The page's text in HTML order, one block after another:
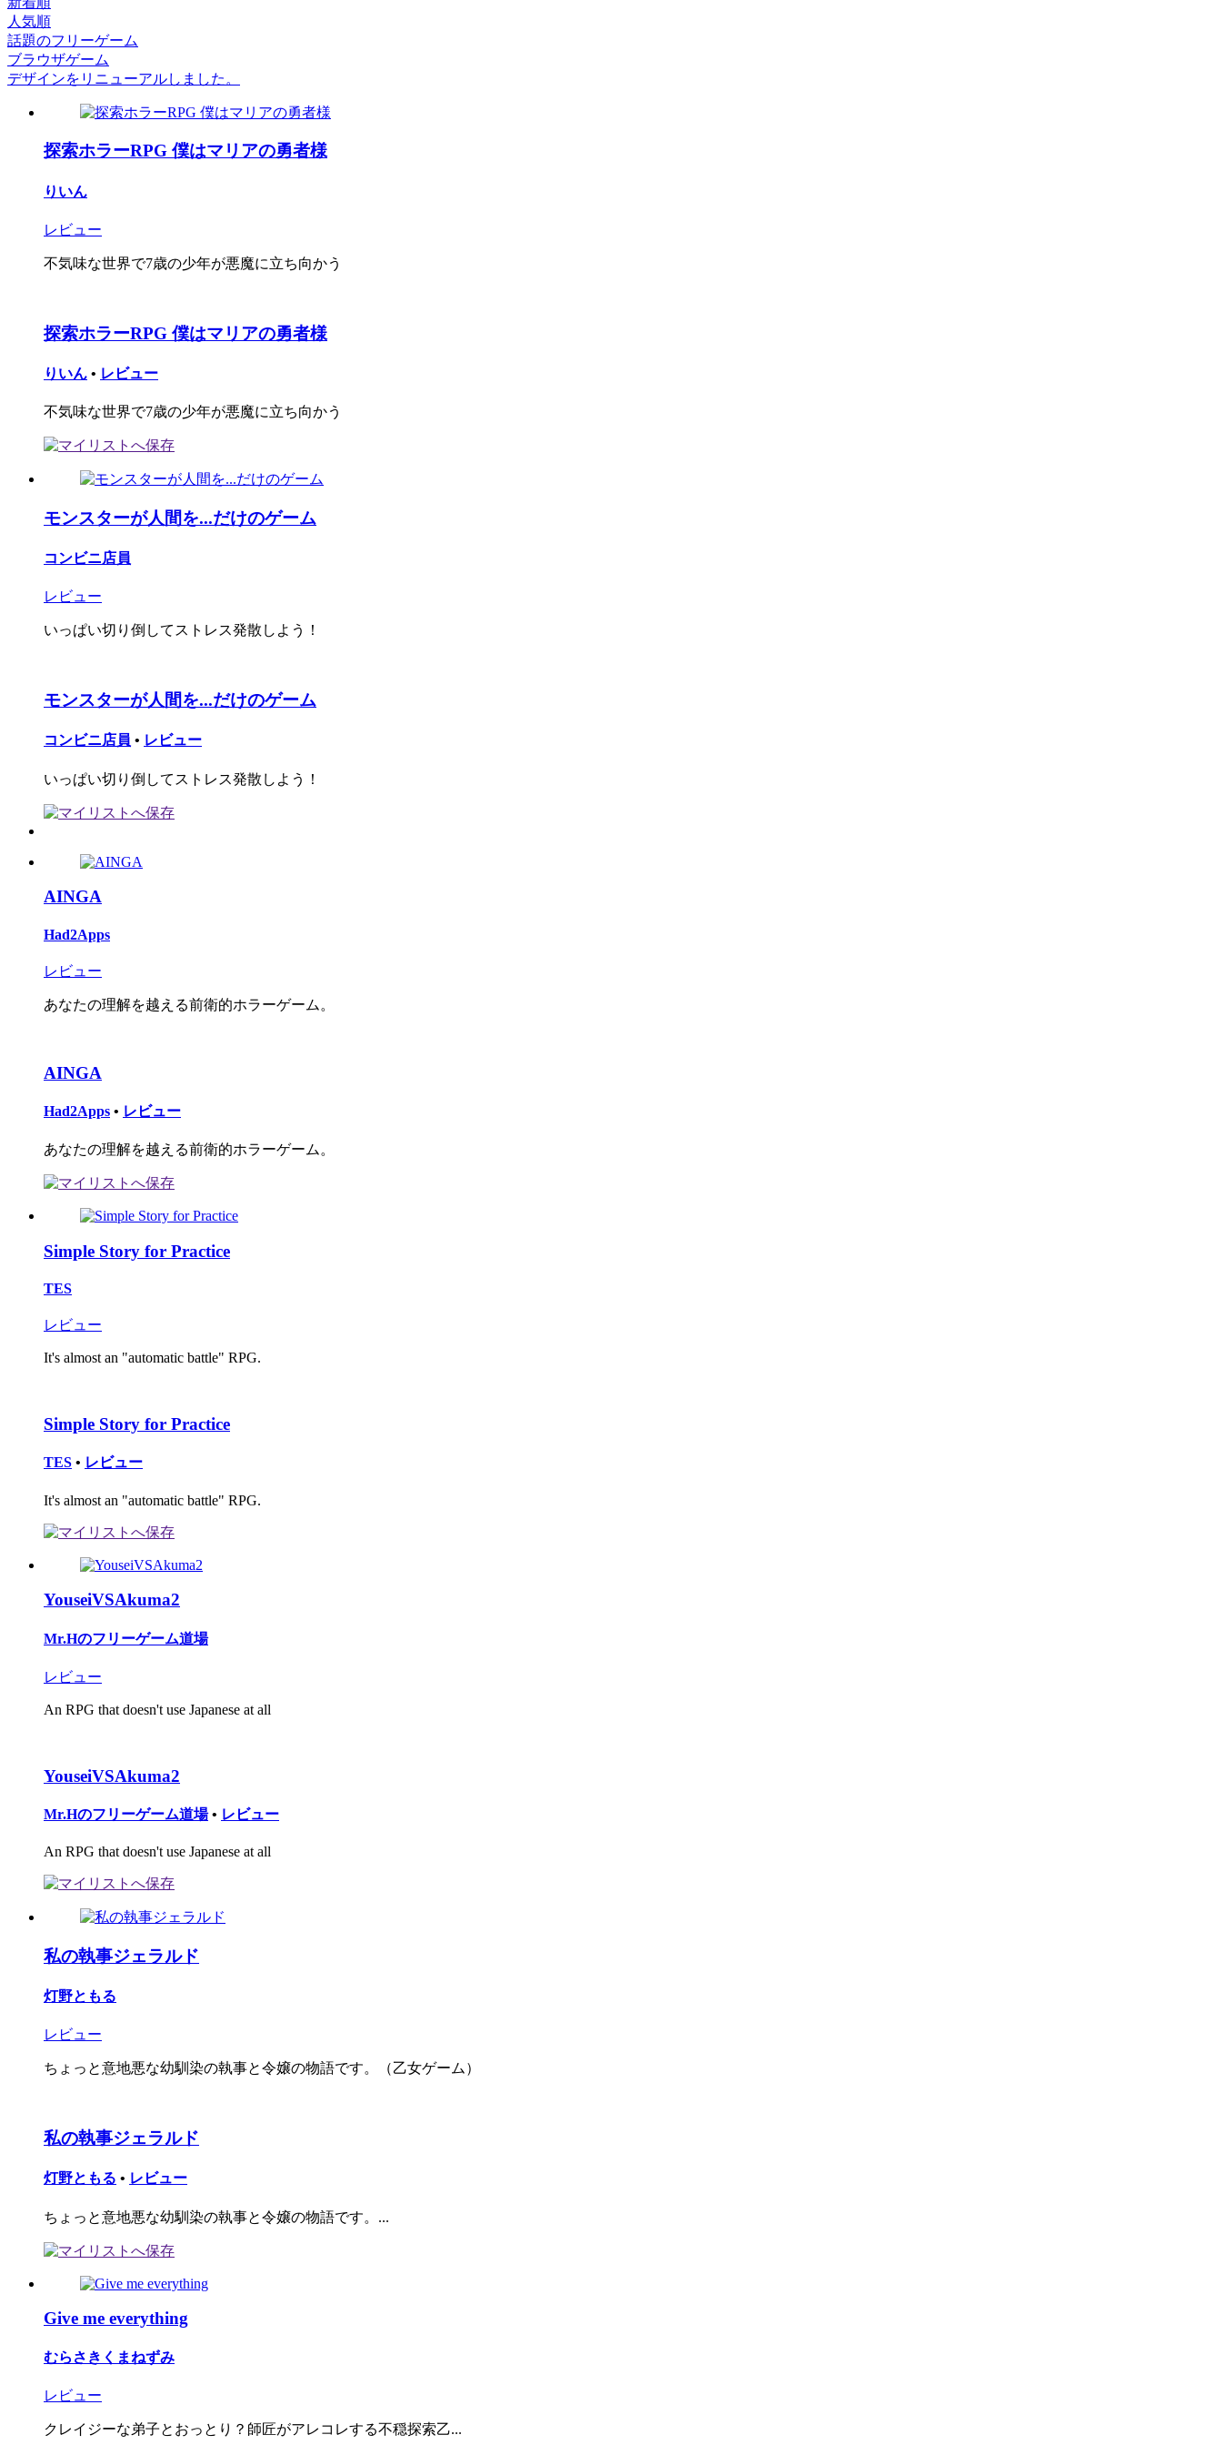
人気順
話題のフリーゲーム
ブラウザゲーム
デザインをリニューアルしました。
探索ホラーRPG 僕はマリアの勇者様
りいん
レビュー
不気味な世界で7歳の少年が悪魔に立ち向かう
探索ホラーRPG 僕はマリアの勇者様
りいん • レビュー
不気味な世界で7歳の少年が悪魔に立ち向かう
モンスターが人間を...だけのゲーム
コンビニ店員
レビュー
いっぱい切り倒してストレス発散しよう！
モンスターが人間を...だけのゲーム
コンビニ店員 • レビュー
いっぱい切り倒してストレス発散しよう！
AINGA
Had2Apps
レビュー
あなたの理解を越える前衛的ホラーゲーム。
AINGA
Had2Apps • レビュー
あなたの理解を越える前衛的ホラーゲーム。
Simple Story for Practice
TES
レビュー
It's almost an "automatic battle" RPG.
Simple Story for Practice
TES • レビュー
It's almost an "automatic battle" RPG.
YouseiVSAkuma2
Mr.Hのフリーゲーム道場
レビュー
An RPG that doesn't use Japanese at all
YouseiVSAkuma2
Mr.Hのフリーゲーム道場 • レビュー
An RPG that doesn't use Japanese at all
私の執事ジェラルド
灯野ともる
レビュー
ちょっと意地悪な幼馴染の執事と令嬢の物語です。（乙女ゲーム）
私の執事ジェラルド
灯野ともる • レビュー
ちょっと意地悪な幼馴染の執事と令嬢の物語です。...
Give me everything
むらさきくまねずみ
レビュー
クレイジーな弟子とおっとり？師匠がアレコレする不穏探索乙...